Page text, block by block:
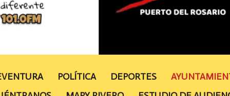
POLÍTICA DEPORTES